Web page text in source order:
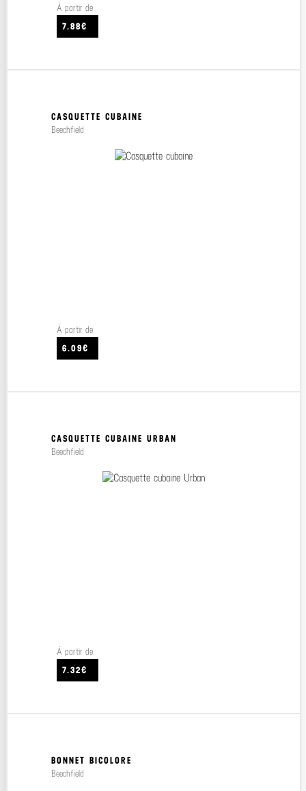
À partir de
7.88€
CASQUETTE CUBAINE
Beechfield
À partir de
6.09€
CASQUETTE CUBAINE URBAN
Beechfield
À partir de
7.32€
BONNET BICOLORE
Beechfield